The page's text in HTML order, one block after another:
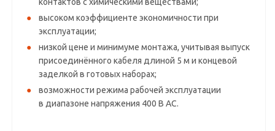
высоком коэффициенте экономичности при
эксплуатации;
низкой цене и минимуме монтажа, учитывая выпуск
присоединённого кабеля длиной 5 м и концевой
заделкой в готовых наборах;
возможности режима рабочей эксплуатации
в диапазоне напряжения 400 В АС.